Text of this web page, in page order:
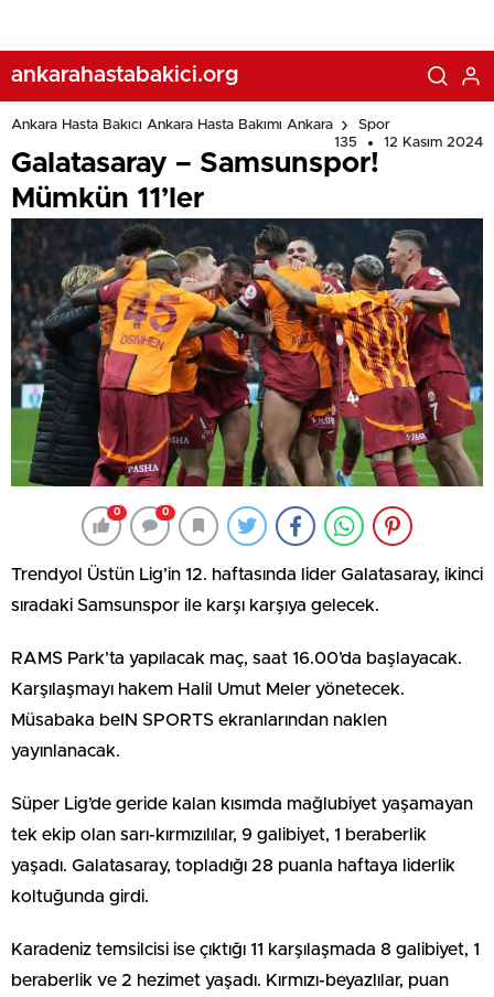
ankarahastabakici.org
Ankara Hasta Bakıcı Ankara Hasta Bakımı Ankara
Spor
135
12 Kasım 2024
Galatasaray – Samsunspor!
Mümkün 11’ler
0 0
Trendyol Üstün Lig’in 12. haftasında l ider Galatasaray, ikinci
sıradaki Samsunspor ile karşı karşıya gelecek.
RAMS Park’ta yapılacak maç, saat 16.00’da başlayacak.
Karşılaşmayı hakem Halil Umut Meler yönetecek.
Müsabaka beIN SPORTS ekranlarından naklen
yayınlanacak.
Süper Lig’de geride kalan kısımda mağlubiyet yaşamayan
tek ekip olan sarı-kırmızılılar, 9 galibiyet, 1 beraberlik
yaşadı. Galatasaray, topladığı 28 puanla haftaya liderlik
koltuğunda girdi.
Karadeniz temsilcisi ise çıktığı 11 karşılaşmada 8 galibiyet, 1
beraberlik ve 2 hezimet yaşadı. Kırmızı-beyazlılar, puan